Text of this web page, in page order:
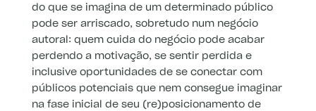
do que se imagina de um determinado público
pode ser arriscado, sobretudo num negócio
autoral: quem cuida do negócio pode acabar
perdendo a motivação, se sentir perdida e
inclusive oportunidades de se conectar com
públicos potenciais que nem consegue imaginar
na fase inicial de seu (re)posicionamento de